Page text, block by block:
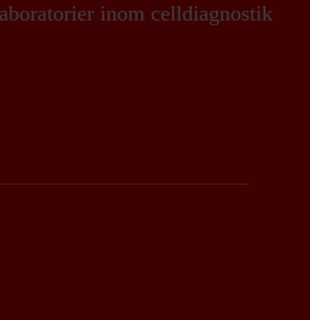
inom celldiagnostik